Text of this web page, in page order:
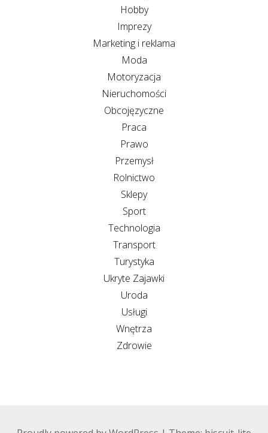
Hobby
Imprezy
Marketing i reklama
Moda
Motoryzacja
Nieruchomości
Obcojęzyczne
Praca
Prawo
Przemysł
Rolnictwo
Sklepy
Sport
Technologia
Transport
Turystyka
Ukryte Zajawki
Uroda
Usługi
Wnętrza
Zdrowie